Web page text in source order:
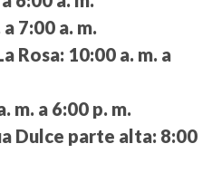
7:00 a. m.
Rosa: 10:00 a. m. a
m. a 6:00 p. m.
Dulce parte alta: 8:00